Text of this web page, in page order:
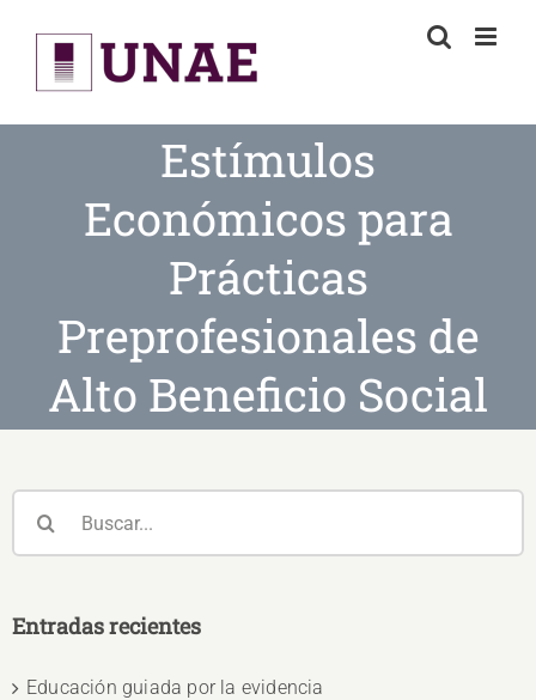
content
Estímulos
Económicos para
Prácticas
Preprofesionales de
Alto Beneficio Social
Entradas recientes
Educación guiada por la evidencia